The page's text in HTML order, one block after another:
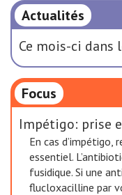
Actualités
Ce mois-ci dans
Focus
Impétigo: prise
En cas d’impétigo,
essentiel.
fusidique. Si une
flucloxacilline par